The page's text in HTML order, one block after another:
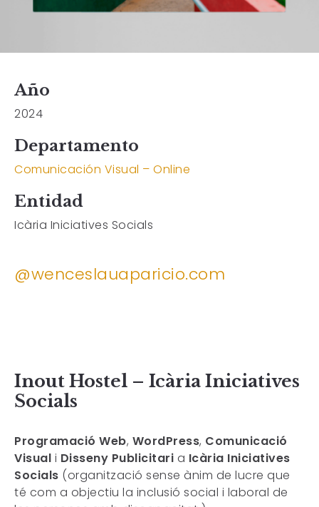
Año
2024
Departamento
Comunicación Visual – Online
Entidad
Icària Iniciatives Socials
@wenceslauaparicio.com
Inout Hostel – Icària Iniciatives
Socials
Programació Web, WordPress, Comunicació
Visual i Disseny Publicitari a Icària Iniciatives
Socials (organització sense ànim de lucre que
té com a objectiu la inclusió social i laboral de